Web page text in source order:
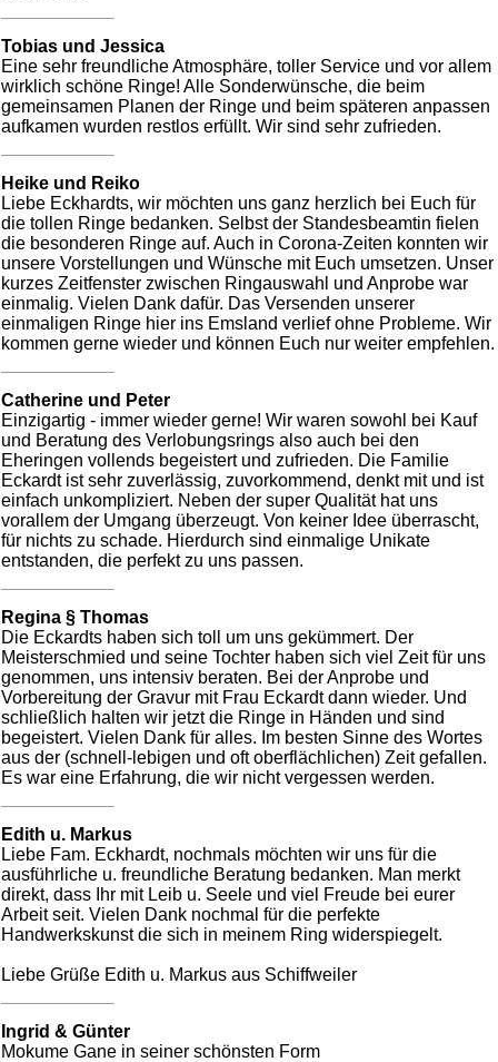
Tobias und Jessica
Eine sehr freundliche Atmosphäre, toller Service und vor allem
wirklich schöne Ringe! Alle Sonderwünsche, die beim
gemeinsamen Planen der Ringe und beim späteren anpassen
aufkamen wurden restlos erfüllt. Wir sind sehr zufrieden.
Heike und Reiko
Liebe Eckhardts, wir möchten uns ganz herzlich bei Euch für
die tollen Ringe bedanken. Selbst der Standesbeamtin fielen
die besonderen Ringe auf. Auch in Corona-Zeiten konnten wir
unsere Vorstellungen und Wünsche mit Euch umsetzen. Unser
kurzes Zeitfenster zwischen Ringauswahl und Anprobe war
einmalig. Vielen Dank dafür. Das Versenden unserer
einmaligen Ringe hier ins Emsland verlief ohne Probleme. Wir
kommen gerne wieder und können Euch nur weiter empfehlen.
Catherine und Peter
Einzigartig - immer wieder gerne! Wir waren sowohl bei Kauf
und Beratung des Verlobungsrings also auch bei den
Eheringen vollends begeistert und zufrieden. Die Familie
Eckardt ist sehr zuverlässig, zuvorkommend, denkt mit und ist
einfach unkompliziert. Neben der super Qualität hat uns
vorallem der Umgang überzeugt. Von keiner Idee überrascht,
für nichts zu schade. Hierdurch sind einmalige Unikate
entstanden, die perfekt zu uns passen.
Regina § Thomas
Die Eckardts haben sich toll um uns gekümmert. Der
Meisterschmied und seine Tochter haben sich viel Zeit für uns
genommen, uns intensiv beraten. Bei der Anprobe und
Vorbereitung der Gravur mit Frau Eckardt dann wieder. Und
schließlich halten wir jetzt die Ringe in Händen und sind
begeistert. Vielen Dank für alles. Im besten Sinne des Wortes
aus der (schnell-lebigen und oft oberflächlichen) Zeit gefallen.
Es war eine Erfahrung, die wir nicht vergessen werden.
Edith u. Markus
Liebe Fam. Eckhardt, nochmals möchten wir uns für die
ausführliche u. freundliche Beratung bedanken. Man merkt
direkt, dass Ihr mit Leib u. Seele und viel Freude bei eurer
Arbeit seit. Vielen Dank nochmal für die perfekte
Handwerkskunst die sich in meinem Ring widerspiegelt.
Liebe Grüße Edith u. Markus aus Schiffweiler
Ingrid & Günter
Mokume Gane in seiner schönsten Form